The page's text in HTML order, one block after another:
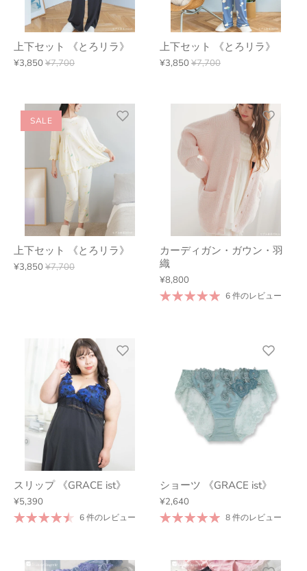
上下セット 《とろリラ》
¥3,850 ¥7,700
上下セット 《とろリラ》
¥3,850 ¥7,700
SALE
上下セット 《とろリラ》
¥3,850 ¥7,700
カーディガン・ガウン・羽
織
¥8,800
6 件のレビュー
スリップ 《GRACE ist》
¥5,390
6 件のレビュー
ショーツ 《GRACE ist》
¥2,640
8 件のレビュー